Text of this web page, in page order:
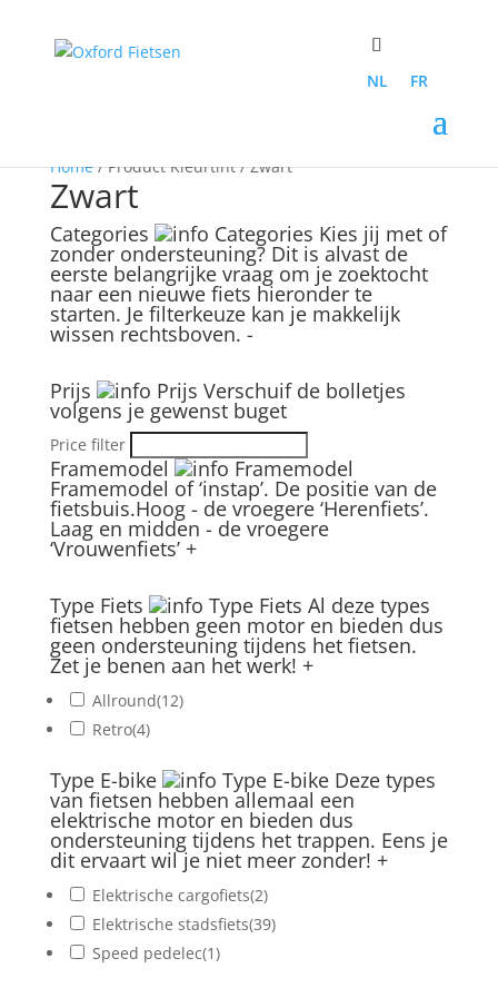
NL FR
Home/ Product Kleurtint / Zwart
Zwart
Categories Categories Kies jij met of
zonder ondersteuning? Dit is alvast de
eerste belangrijke vraag om je zoektocht
naar een nieuwe fiets hieronder te
starten. Je filterkeuze kan je makkelijk
wissen rechtsboven. -
Prijs Prijs Verschuif de bolletjes
volgens je gewenst buget
Price filter
Framemodel Framemodel
Framemodel of ‘instap’. De positie van de
fietsbuis.Hoog - de vroegere ‘Herenfiets’.
Laag en midden - de vroegere
‘Vrouwenfiets’ +
Type Fiets Type Fiets Al deze types
fietsen hebben geen motor en bieden dus
geen ondersteuning tijdens het fietsen.
Zet je benen aan het werk! +
Allround(12)
Retro(4)
Type E-bike Type E-bike Deze types
van fietsen hebben allemaal een
elektrische motor en bieden dus
ondersteuning tijdens het trappen. Eens je
dit ervaart wil je niet meer zonder! +
Elektrische cargofiets(2)
Elektrische stadsfiets(39)
Speed pedelec(1)